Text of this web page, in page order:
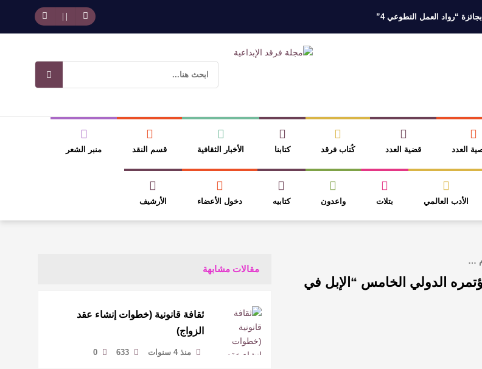
“رواد العمل التطوعي 4”
مهرجان الأطاولة التراثي يجمع الشاعر عبدالواحد بجمهوره
الاستهلالي في رواية : ( على كف رتويت ) للدكتورة زينب الخضيري
العدد قضية العدد كُتاب فرقد كتابنا الأخبار الثقافية قسم النقد منبر الشعر
الأدب العالمي بتلات واعدون كتابيه دخول الأعضاء الأرشيف
مقالات مشابهة
ثقافة قانونية (خطوات إنشاء عقد
الزواج)
منذ 4 سنوات 633
0
…
الدولي الخامس “الإبل في